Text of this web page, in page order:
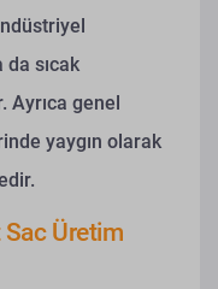
da sıcak
Ayrıca genel
yaygın olarak
Üretim